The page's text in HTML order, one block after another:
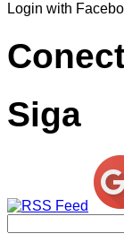
Login with
Siga
for: